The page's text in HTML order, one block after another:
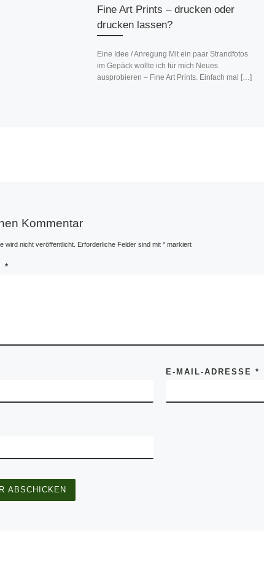
Fine Art Prints – drucken oder
drucken lassen?
Eine Idee / Anregung Mit ein paar Strandfotos
im Gepäck wollte ich für mich Neues
ausprobieren – Fine Art Prints. Einfach mal […]
Kommentar
wird nicht veröffentlicht. Erforderliche Felder sind mit* markiert
*
E-MAIL-ADRESSE*